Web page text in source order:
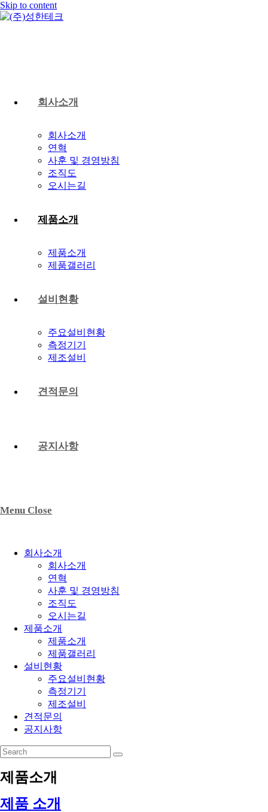
Skip to content
회사소개
회사소개
연혁
사훈 및 경영방침
조직도
오시는길
제품소개
제품소개
제품갤러리
설비현황
주요설비현황
측정기기
제조설비
견적문의
공지사항
Menu Close
회사소개
회사소개
연혁
사훈 및 경영방침
조직도
오시는길
제품소개
제품소개
제품갤러리
설비현황
주요설비현황
측정기기
제조설비
견적문의
공지사항
제품소개
제품 소개